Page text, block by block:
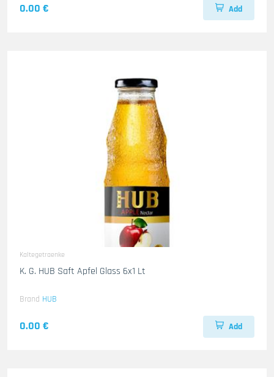
0.00 € Add
Kaltegetraenke
K. G. HUB Saft Apfel Glass 6x1 Lt
Brand HUB
0.00 € Add